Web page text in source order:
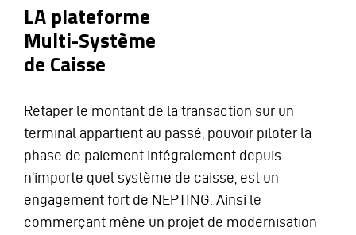
LA plateforme
Multi-Système
de Caisse
Retaper le montant de la transaction sur un
terminal appartient au passé, pouvoir piloter la
phase de paiement intégralement depuis
n’importe quel système de caisse, est un
engagement fort de NEPTING. Ainsi le
commerçant mène un projet de modernisation